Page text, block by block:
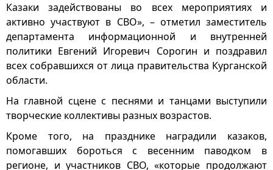
Казаки задействованы во всех мероприятиях и
активно участвуют в СВО», – отметил заместитель
департамента информационной и внутренней
политики Евгений Игоревич Сорогин и поздравил
всех собравшихся от лица правительства Курганской
области.
На главной сцене с песнями и танцами выступили
творческие коллективы разных возрастов.
Кроме того, на празднике наградили казаков,
помогавших бороться с весенним паводком в
регионе, и участников СВО, «которые продолжают